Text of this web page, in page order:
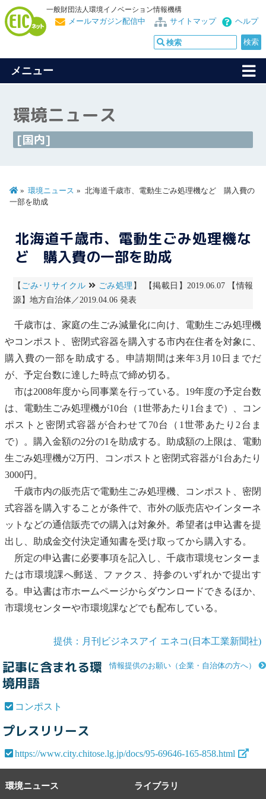
一般財団法人環境イノベーション情報機構
ヘルプ
サイトマップ
メールマガジン配信中
メニュー
環境ニュース
[国内]
環境ニュース
北海道千歳市、電動生ごみ処理機など 購入費の
一部を助成
北海道千歳市、電動生ごみ処理機な
ど 購入費の一部を助成
【 ごみ･リサイクル ごみ処理 】 【掲載日】2019.06.07 【情報
源】地方自治体／2019.04.06 発表
千歳市は、家庭の生ごみ減量化に向け、電動生ごみ処理機
やコンポスト
、密閉式容器を購入する市内在住者を対象に、
購入費の一部を助成する。申請期間は来年3月10日までだ
が、予定台数に達した時点で締め切る。
市は2008年度から同事業を行っている。19年度の予定台数
は、電動生ごみ処理機が10台（1世帯あたり1台まで）、
コン
ポスト と密閉式容器が合わせて70台（1世帯あたり2台ま
で）。購入金額の2分の1を助成する。助成額の上限は、電動
生ごみ処理機が2万円、
コンポスト と密閉式容器が1台あたり
3000円。
千歳市内の販売店で電動生ごみ処理機、
コンポスト
、密閉
式容器を購入することが条件で、市外の販売店やインターネ
ットなどの通信販売での購入は対象外。希望者は申込書を提
出し、助成金交付決定通知書を受け取ってから購入する。
所定の申込書に必要事項を記入し、千歳市環境センターま
たは市環境課へ郵送、ファクス、持参のいずれかで提出す
る。申込書は市ホームページからダウンロードできるほか、
市環境センターや市環境課などでも配布している。
提供：月刊ビジネスアイ エネコ(日本工業新聞社)
情報提供のお願い（企業・自治体の方へ）
記事に含まれる環
境用語
コンポスト
プレスリリース
https://www.city.chitose.lg.jp/docs/95-69646-165-858.html
環境ニュース ライブラリ